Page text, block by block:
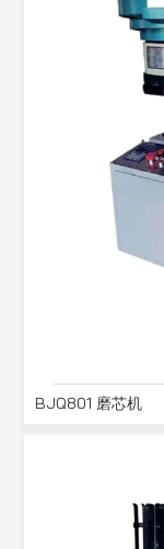
BJQ801 磨芯机